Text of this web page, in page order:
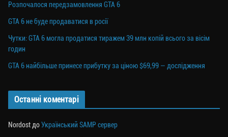
Розпочалося передзамовлення GTA 6
GTA 6 не буде продаватися в росії
Чутки: GTA 6 могла продатися тиражем 39 млн копій всього за вісім
годин
GTA 6 найбільше принесе прибутку за ціною $69,99 — дослідження
Останні коментарі
NordostдоУкраїнський SAMP сервер